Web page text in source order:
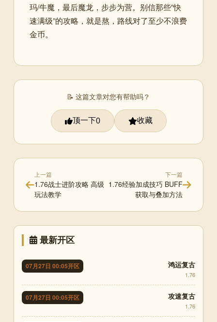
玛/牛魔，最后魔龙，步步为营。别信那些”快
速满级”的攻略，就是熬，路线对了至少不浪费
金币。
📝 这篇文章对您有帮助吗？
顶一下0 收藏
上一篇
1.76战士进阶攻略 高级
玩法教学
下一篇
1.76经验加成技巧 BUFF
获取与叠加方法
最新开区
07月27日 00:05开区 鸿运复古
1.76
07月27日 00:05开区 攻速复古
1.76